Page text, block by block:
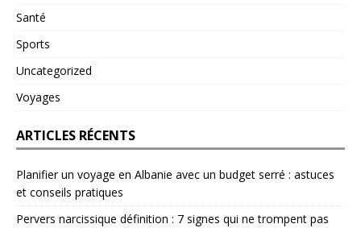
Santé
Sports
Uncategorized
Voyages
ARTICLES RÉCENTS
Planifier un voyage en Albanie avec un budget serré : astuces
et conseils pratiques
Pervers narcissique définition : 7 signes qui ne trompent pas